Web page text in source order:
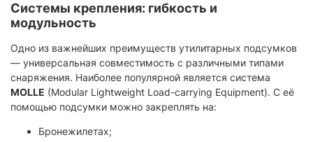
Системы крепления: гибкость и
модульность
Одно из важнейших преимуществ утилитарных подсумков
— универсальная совместимость с различными типами
снаряжения. Наиболее популярной является система
MOLLE (Modular Lightweight Load-carrying Equipment). С её
помощью подсумки можно закреплять на:
Бронежилетах;